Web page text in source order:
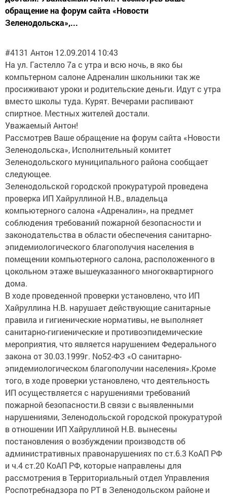
обращение на форум сайта «Новости
Зеленодольска»,...
#4131 Антон 12.09.2014 10:43
На ул. Гастелло 7а с утра и всю ночь, в яко бы
компьтерном салоне Адреналин школьники так же
просиживают уроки и родительские деньги. Идут с утра
вместо школы туда. Курят. Вечерами распивают
спиртное. Местных жителей достали.
Уважаемый Антон!
Рассмотрев Ваше обращение на форум сайта «Новости
Зеленодольска», Исполнительный комитет
Зеленодольского муниципального района сообщает
следующее.
Зеленодольской городской прокуратурой проведена
проверка ИП Хайруллиной Н.В., владельца
компьютерного салона «Адреналин», на предмет
соблюдения требований пожарной безопасности и
законодательства в области обеспечения санитарно-
эпидемиологического благополучия населения в
помещении компьютерного салона, расположенного в
цокольном этаже вышеуказанного многоквартирного
дома.
В ходе проведенной проверки установлено, что ИП
Хайруллина Н.В. нарушает действующие санитарные
правила и гигиенические нормативы, не выполняет
санитарно-гигиенические и противоэпидемические
мероприятия, что является нарушением Федерального
закона от 30.03.1999г. No52-ФЗ «О санитарно-
эпидемиологическом благополучии населения».Кроме
того, в ходе проверки установлено, что деятельность
ИП осуществляется с нарушениями требований
пожарной безопасности.В связи с выявленными
нарушениями, Зеленодольской городской прокуратурой
в отношении ИП Хайруллиной Н.В. вынесены
постановления о возбуждении производств об
административных правонарушениях по ст.6.3 КоАП РФ
и ч.4 ст.20 КоАП РФ, которые направлены для
рассмотрения в Территориальный отдел Управления
Роспотребнадзора по РТ в Зеленодольском районе и